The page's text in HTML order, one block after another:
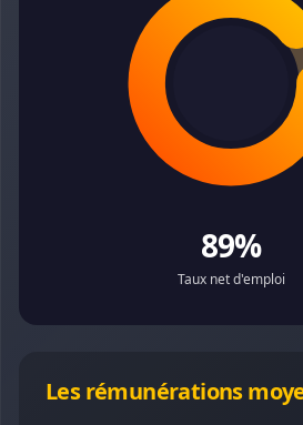
89%
Taux net d'emploi
Les rémunérations